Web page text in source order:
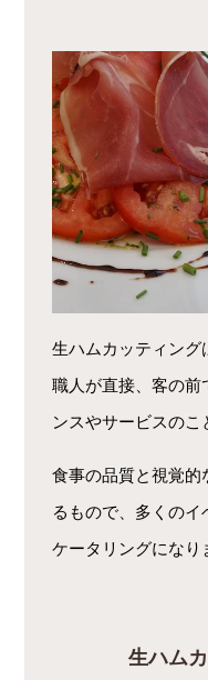
生ハムカッティン
職人が直接、客の前
ンスやサービスのこ
食事の品質と視覚的
るもので、多くの
ケータリングになり
生ハム